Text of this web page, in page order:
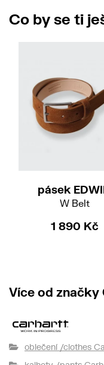
Co by se ti
pásek
W Belt
1 890 Kč
Více od značky
oblečení /clothes